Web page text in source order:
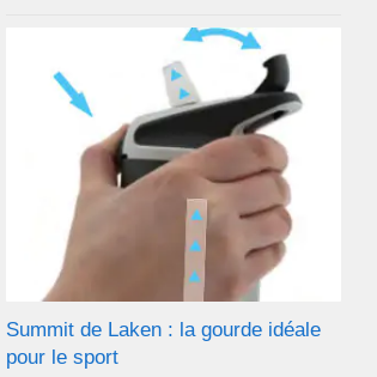
Summit de Laken : la gourde idéale
pour le sport